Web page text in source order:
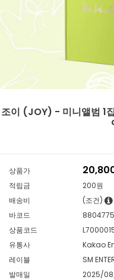
조이 (JOY) - 미니앨범
상품가
적립금
200원
배송비
(조건)
바코드
상품코드
유통사
Kakao
레이블
SM
발매일
2025/